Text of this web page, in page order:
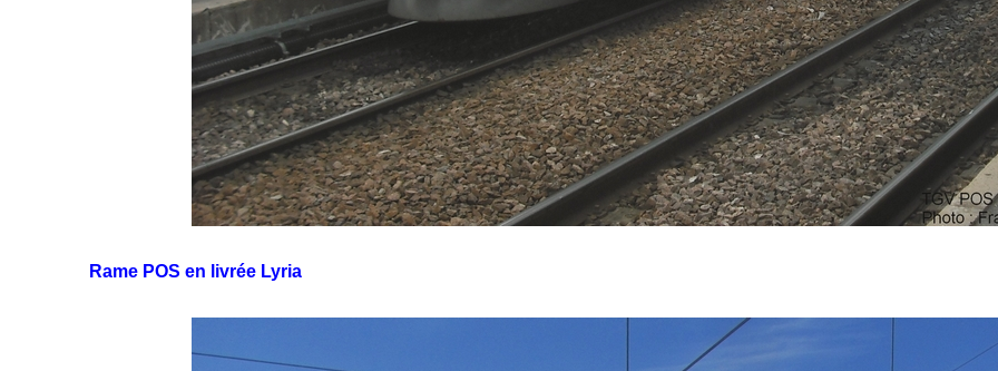
Rame POS en livrée Lyria